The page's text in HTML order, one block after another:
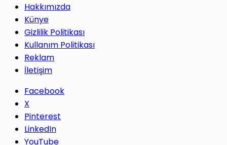
Hakkımızda
Künye
Gizlilik Politikası
Kullanım Politikası
Reklam
İletişim
Facebook
X
Pinterest
LinkedIn
YouTube